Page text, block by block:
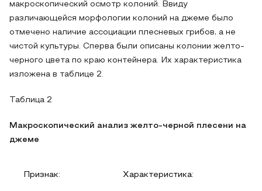
макроскопический осмотр колоний. Ввиду
различающейся морфологии колоний на джеме было
отмечено наличие ассоциации плесневых грибов, а не
чистой культуры. Сперва были описаны колонии желто-
черного цвета по краю контейнера. Их характеристика
изложена в таблице 2.
Таблица 2
Макроскопический анализ желто-черной плесени на
джеме
Признак: Характеристика: